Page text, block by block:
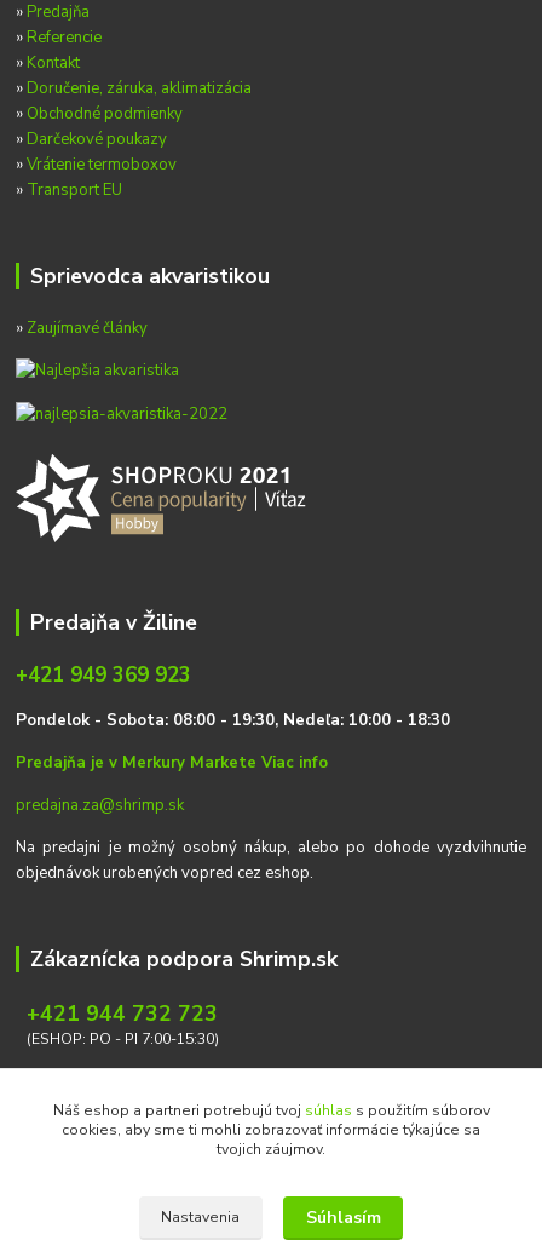
» Predajňa
» Referencie
» Kontakt
» Doručenie, záruka, aklimatizácia
» Obchodné podmienky
» Darčekové poukazy
»Vrátenie termoboxov
» Transport EU
Sprievodca akvaristikou
» Zaujímavé články
Predajňa v Žiline
+421 949 369 923
Pondelok - Sobota: 08:00 - 19:30, Nedeľa: 10:00 - 18:30
Predajňa je v Merkury MarketeViac info
predajna.za@shrimp.sk
Na predajni je možný osobný nákup, alebo po dohode vyzdvihnutie
objednávok urobených vopred cez eshop.
Zákaznícka podpora Shrimp.sk
+421 944 732 723
(ESHOP: PO - PI 7:00-15:30)
Náš eshop a partneri potrebujú tvoj súhlas s použitím súborov
cookies, aby sme ti mohli zobrazovať informácie týkajúce sa
tvojich záujmov.
Nastavenia Súhlasím